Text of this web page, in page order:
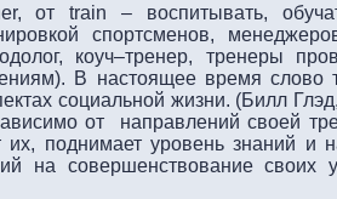
от train – воспитывать,
спортсменов,
коуч–тренер, тренеры
В настоящее время слово
социальной жизни. (Билл
от направлений своей
их, поднимает уровень знаний и
на совершенствование своих